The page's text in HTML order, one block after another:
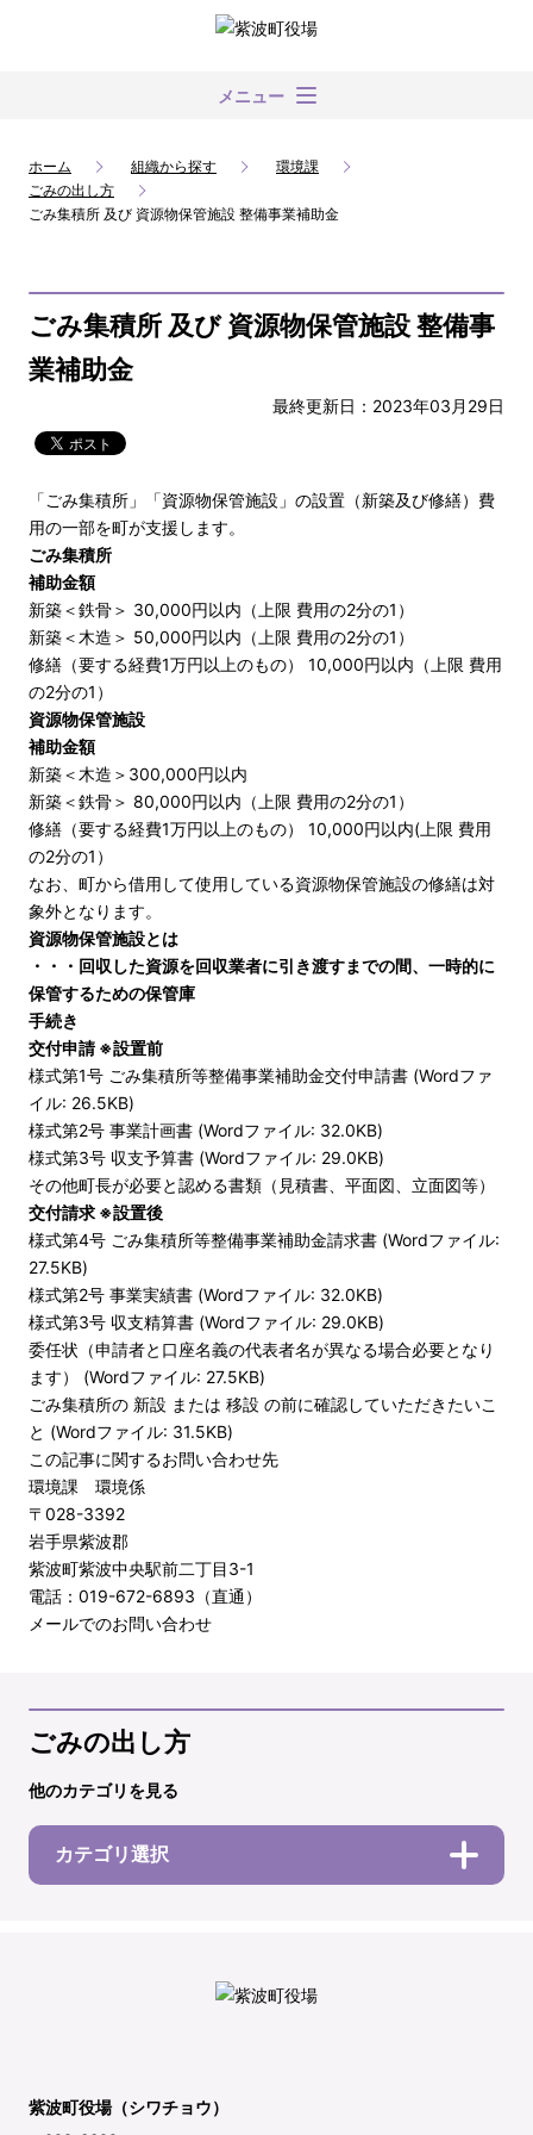
メニュー
ホーム 組織から探す
環境課
ごみの出し方
ごみ集積所 及び 資源物保管施設 整備事業補助金
ごみ集積所 及び 資源物保管施設 整備事
業補助金
最終更新日：2023年03月29日
「ごみ集積所」「資源物保管施設」の設置（新築及び修繕）費
用の一部を町が支援します。
ごみ集積所
補助金額
新築＜鉄骨＞ 30,000円以内（上限 費用の2分の1）
新築＜木造＞ 50,000円以内（上限 費用の2分の1）
修繕（要する経費1万円以上のもの） 10,000円以内（上限 費用
の2分の1）
資源物保管施設
補助金額
新築＜木造＞300,000円以内
新築＜鉄骨＞ 80,000円以内（上限 費用の2分の1）
修繕（要する経費1万円以上のもの） 10,000円以内(上限 費用
の2分の1）
なお、町から借用して使用している資源物保管施設の修繕は対
象外となります。
資源物保管施設とは
・・・ 回収した資源を回収業者に引き渡すまでの間、一時的に
保管するための保管庫
手続き
交付申請※設置前
様式第1号 ごみ集積所等整備事業補助金交付申請書 (Wordファ
イル: 26.5KB)
様式第2号 事業計画書 (Wordファイル: 32.0KB)
様式第3号 収支予算書 (Wordファイル: 29.0KB)
その他町長が必要と認める書類（見積書、平面図、立面図等）
交付請求 ※設置後
様式第4号 ごみ集積所等整備事業補助金請求書 (Wordファイル:
27.5KB)
様式第2号 事業実績書 (Wordファイル: 32.0KB)
様式第3号 収支精算書 (Wordファイル: 29.0KB)
委任状（申請者と口座名義の代表者名が異なる場合必要となり
ます） (Wordファイル: 27.5KB)
ごみ集積所の 新設 または 移設 の前に確認していただきたいこ
と (Wordファイル: 31.5KB)
この記事に関するお問い合わせ先
環境課 環境係
〒028-3392
岩手県紫波郡
紫波町紫波中央駅前二丁目3-1
電話：019-672-6893（直通）
メールでのお問い合わせ
ごみの出し方
他のカテゴリを見る
カテゴリ選択
紫波町役場（シワチョウ）